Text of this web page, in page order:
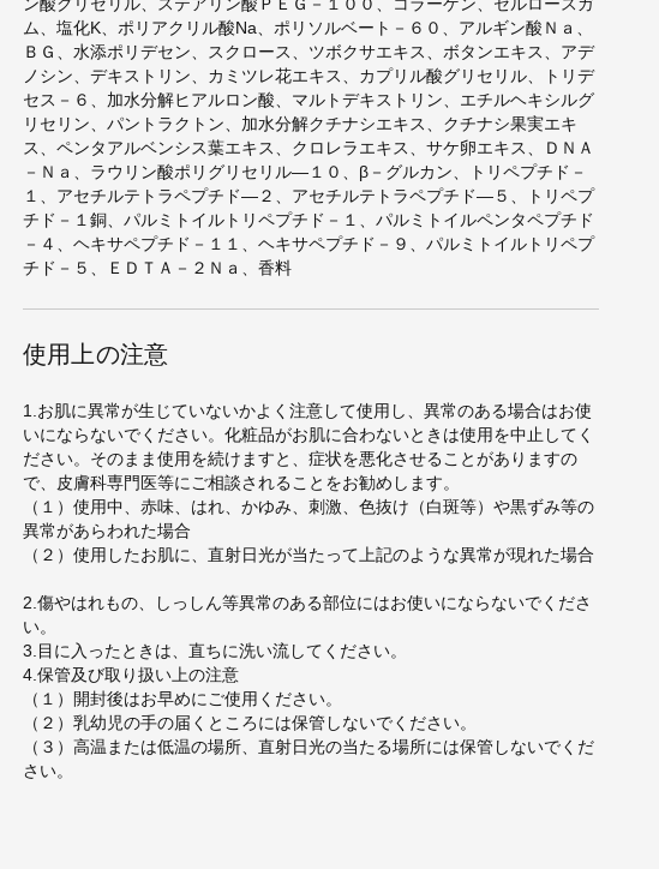
ン酸グリセリル、ステアリン酸ＰＥＧ－１００、コラーゲン、セルロースガ
ム、塩化K、ポリアクリル酸Na、ポリソルベート－６０、アルギン酸Ｎａ、
ＢＧ、水添ポリデセン、スクロース、ツボクサエキス、ボタンエキス、アデ
ノシン、デキストリン、カミツレ花エキス、カプリル酸グリセリル、トリデ
セス－６、加水分解ヒアルロン酸、マルトデキストリン、エチルヘキシルグ
リセリン、パントラクトン、加水分解クチナシエキス、クチナシ果実エキ
ス、ペンタアルベンシス葉エキス、クロレラエキス、サケ卵エキス、ＤＮＡ
－Ｎａ、ラウリン酸ポリグリセリル―１０、β－グルカン、トリペプチド－
１、アセチルテトラペプチド―２、アセチルテトラペプチド―５、トリペプ
チド－１銅、パルミトイルトリペプチド－１、パルミトイルペンタペプチド
－４、ヘキサペプチド－１１、ヘキサペプチド－９、パルミトイルトリペプ
チド－５、ＥＤＴＡ－２Ｎａ、香料
使用上の注意
1.お肌に異常が生じていないかよく注意して使用し、異常のある場合はお使
いにならないでください。化粧品がお肌に合わないときは使用を中止してく
ださい。そのまま使用を続けますと、症状を悪化させることがありますの
で、皮膚科専門医等にご相談されることをお勧めします。
（１）使用中、赤味、はれ、かゆみ、刺激、色抜け（白斑等）や黒ずみ等の
異常があらわれた場合
（２）使用したお肌に、直射日光が当たって上記のような異常が現れた場合
2.傷やはれもの、しっしん等異常のある部位にはお使いにならないでくださ
い。
3.目に入ったときは、直ちに洗い流してください。
4.保管及び取り扱い上の注意
（１）開封後はお早めにご使用ください。
（２）乳幼児の手の届くところには保管しないでください。
（３）高温または低温の場所、直射日光の当たる場所には保管しないでくだ
さい。